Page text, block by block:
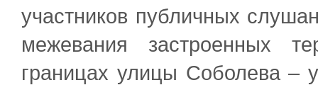
участников публичных
межевания застроенных
границах улицы Соболева –